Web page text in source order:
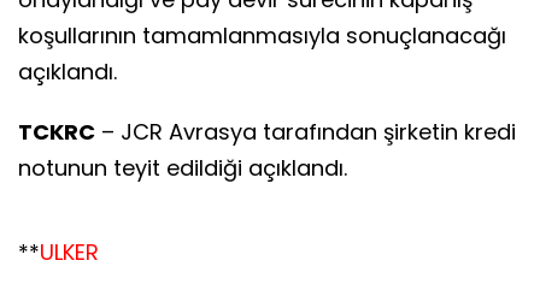
koşullarının tamamlanmasıyla sonuçlanacağı
açıklandı.
TCKRC – JCR Avrasya tarafından şirketin kredi
notunun teyit edildiği açıklandı.
**ULKER